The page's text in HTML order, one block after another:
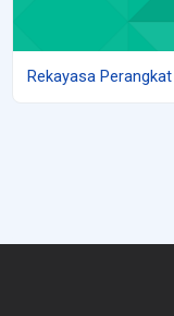
Rekayasa